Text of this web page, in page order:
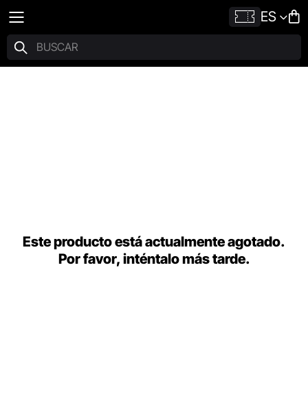
ES
Este producto está actualmente agotado.
Por favor, inténtalo más tarde.